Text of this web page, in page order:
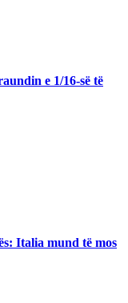
e 1/16-së të
Italia mund të mos